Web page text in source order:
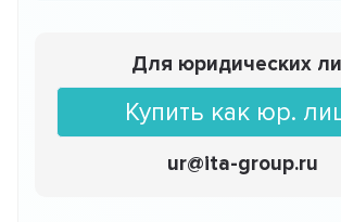
Для юридических
Купить как юр.
ur@ita-group.ru